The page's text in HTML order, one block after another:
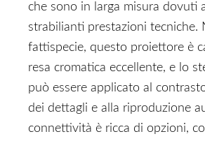
che sono in larga misura dovuti
strabilianti prestazioni tecniche.
fattispecie, questo proiettore è
resa cromatica eccellente, e lo
può essere applicato al
dei dettagli e alla riproduzione
connettività è ricca di opzioni,